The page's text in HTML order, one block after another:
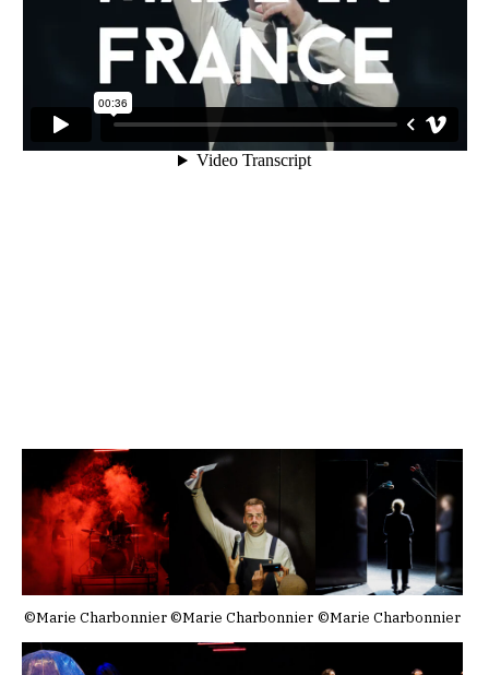
©Marie Charbonnier ©Marie Charbonnier ©Marie Charbonnier